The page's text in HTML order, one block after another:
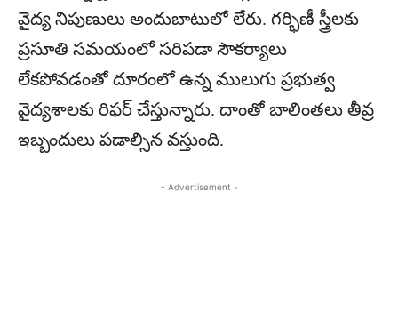
వైద్య నిపుణులు అందుబాటులో లేరు. గర్భిణీ స్త్రీలకు
ప్రసూతి సమయంలో సరిపడా సౌకర్యాలు
లేకపోవడంతో దూరంలో ఉన్న ములుగు ప్రభుత్వ
వైద్యశాలకు రిఫర్ చేస్తున్నారు. దాంతో బాలింతలు తీవ్ర
ఇబ్బందులు పడాల్సిన వస్తుంది.
- Advertisement -